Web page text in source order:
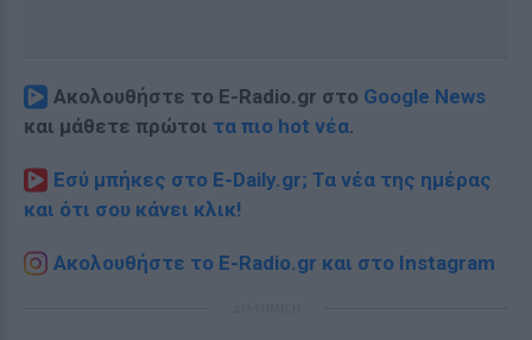
Ακολουθήστε το E-Radio.gr στο Google News
και μάθετε πρώτοι τα πιο hot νέα.
Εσύ μπήκες στο E-Daily.gr; Τα νέα της ημέρας
και ότι σου κάνει κλικ!
Ακολουθήστε το E-Radio.gr και στο Instagram